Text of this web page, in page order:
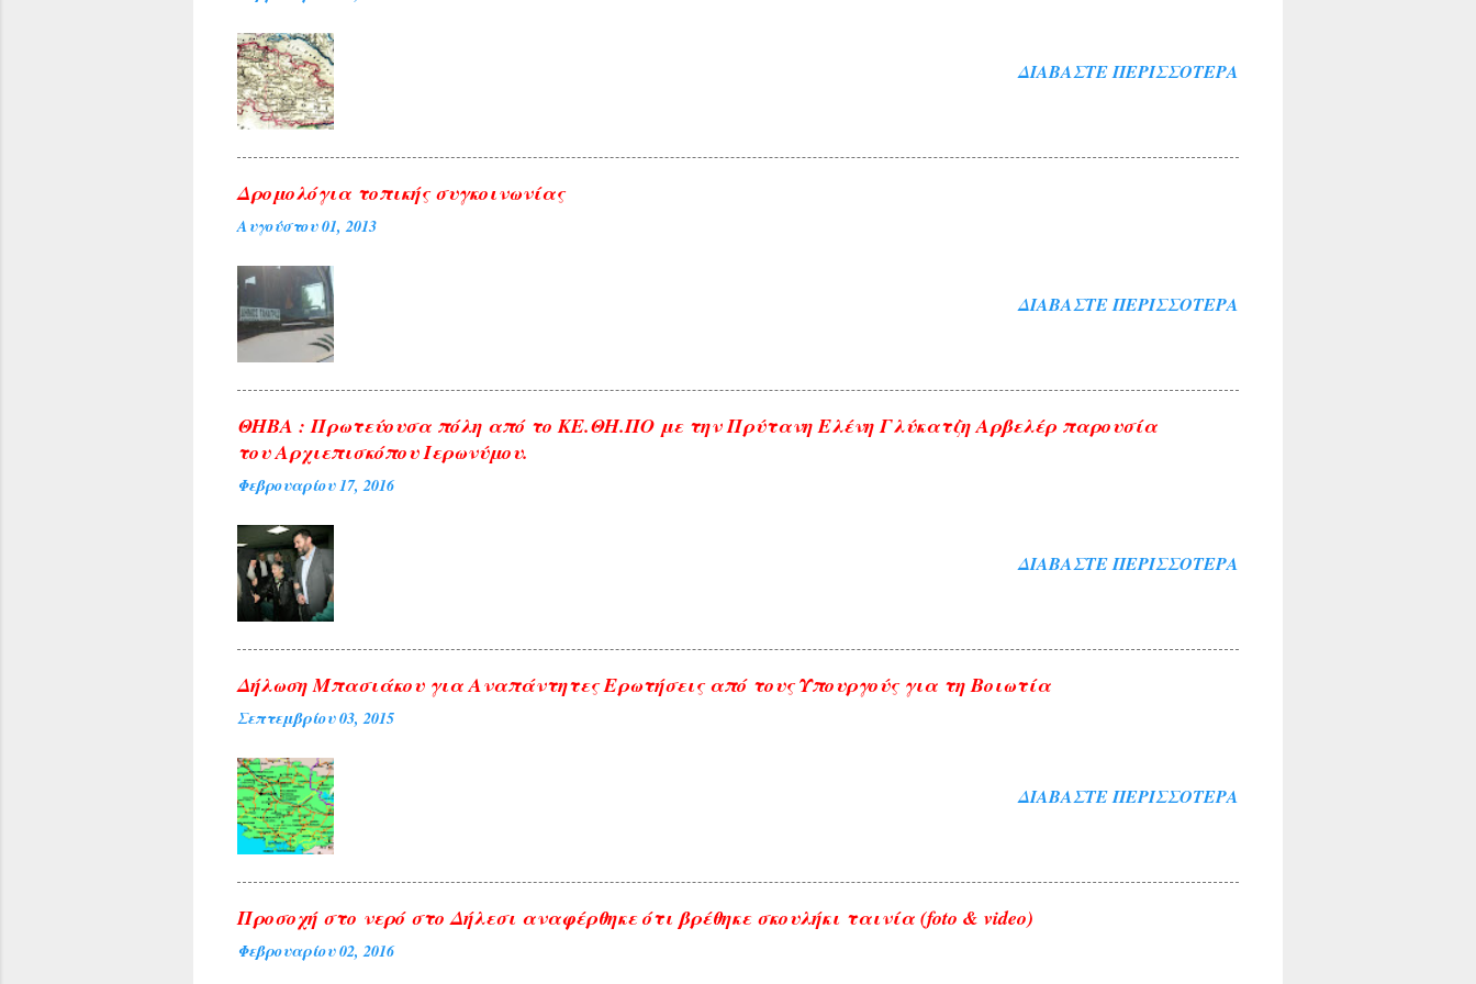
ΔΙΑΒΆΣΤΕ ΠΕΡΙΣΣΌΤΕΡΑ
Δρομολόγια τοπικής συγκοινωνίας
Αυγούστου 01, 2013
ΔΙΑΒΆΣΤΕ ΠΕΡΙΣΣΌΤΕΡΑ
ΘΗΒΑ : Πρωτεύουσα πόλη από το ΚΕ.ΘΗ.ΠΟ με την Πρύτανη Ελένη Γλύκατζη Αρβελέρ παρουσία
του Αρχιεπισκόπου Ιερωνύμου.
Φεβρουαρίου 17, 2016
ΔΙΑΒΆΣΤΕ ΠΕΡΙΣΣΌΤΕΡΑ
Δήλωση Μπασιάκου για Αναπάντητες Ερωτήσεις από τους Υπουργούς για τη Βοιωτία
Σεπτεμβρίου 03, 2015
ΔΙΑΒΆΣΤΕ ΠΕΡΙΣΣΌΤΕΡΑ
Προσοχή στο νερό στο Δήλεσι αναφέρθηκε ότι βρέθηκε σκουλήκι ταινία (foto & video)
Φεβρουαρίου 02, 2016